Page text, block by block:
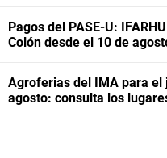
Pagos del PASE-U:
Colón desde el 10 de
Agroferias del IMA para el
agosto: consulta los